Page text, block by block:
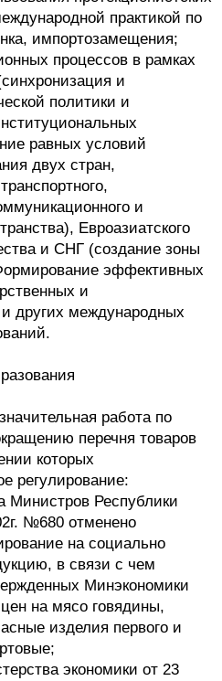
практикой по
импортозамещения;
процессов в рамках
и
политики и
равных условий
двух стран,
и
Евроазиатского
и СНГ (создание зоны
эффективных
и
других международных
работа по
перечня товаров
которых
регулирование:
Министров Республики
№680 отменено
на социально
в связи с чем
Минэкономики
на мясо говядины,
изделия первого и
экономики от 23